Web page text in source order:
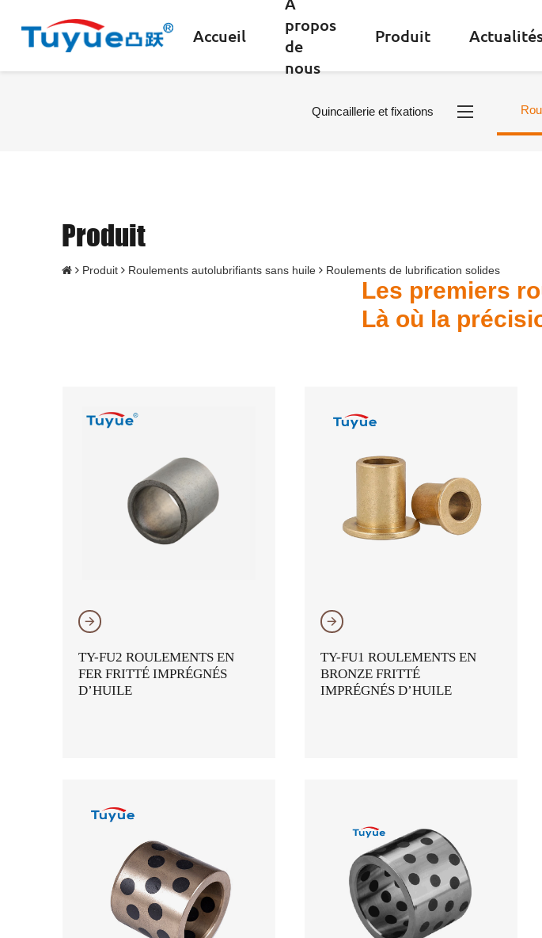
Accueil
propos
de
nous
Produit
Quincaillerie et fixations
Produit
Produit Roulements autolubrifiants sans huile Roulements de lubrification solides
Les premiers
Là où la
𐃔
TY-FU2 ROULEMENTS EN
FER FRITTÉ IMPRÉGNÉS
D’HUILE
𐃔
TY-FU1 ROULEMENTS EN
BRONZE FRITTÉ
IMPRÉGNÉS D’HUILE